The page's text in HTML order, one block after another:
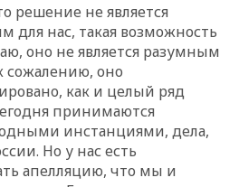
решение не является
для нас, такая возможность
оно не является разумным
сожалению, оно
как и целый ряд
принимаются
инстанциями, дела,
Но у нас есть
апелляцию, что мы и